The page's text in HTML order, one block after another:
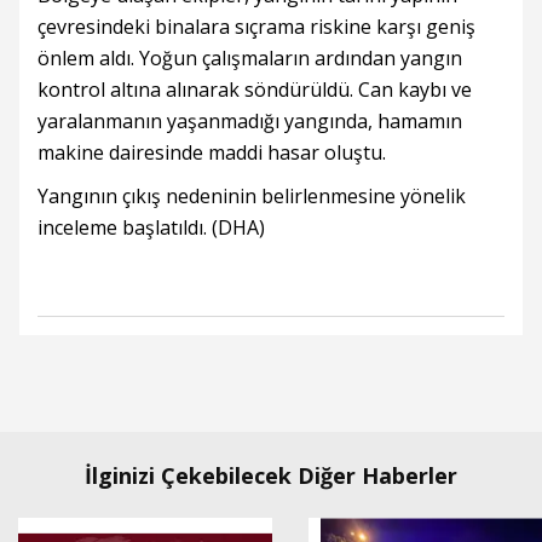
çevresindeki binalara sıçrama riskine karşı geniş
önlem aldı. Yoğun çalışmaların ardından yangın
kontrol altına alınarak söndürüldü. Can kaybı ve
yaralanmanın yaşanmadığı yangında, hamamın
makine dairesinde maddi hasar oluştu.
Yangının çıkış nedeninin belirlenmesine yönelik
inceleme başlatıldı. (DHA)
İlginizi Çekebilecek Diğer Haberler